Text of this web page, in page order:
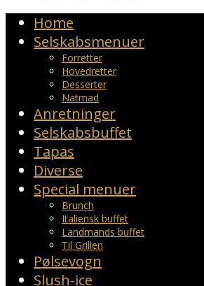
Home
Selskabsmenuer
Forretter
Hovedretter
Desserter
Natmad
Anretninger
Selskabsbuffet
Tapas
Diverse
Special menuer
Brunch
Italiensk buffet
Landmands buffet
Til Grillen
Pølsevogn
Slush-ice